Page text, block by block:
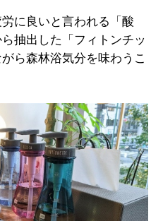
に良いと言われる「酸
抽出した「フィトンチッ
ら森林浴気分を味わうこ